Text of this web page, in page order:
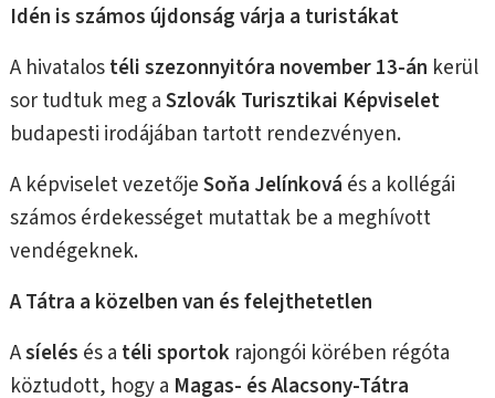
Idén is számos újdonság várja a turistákat
A hivatalostéli szezonnyitóra november 13-án kerül
sor tudtuk meg aSzlovák Turisztikai Képviselet
budapesti irodájában tartott rendezvényen.
A képviselet vezetőjeSoňa Jelínková és a kollégái
számos érdekességet mutattak be a meghívott
vendégeknek.
A Tátra a közelben van és felejthetetlen
Asíelés és a téli sportok rajongói körében régóta
köztudott, hogy a Magas- és Alacsony-Tátra